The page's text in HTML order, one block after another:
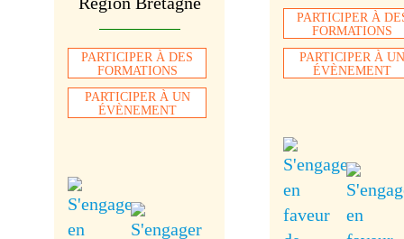
PARTICIPER À DES
FORMATIONS
PARTICIPER À UN
ÉVÈNEMENT
PARTICIPER À
FORMATIONS
PARTICIPER À UN
ÉVÈNEMENT